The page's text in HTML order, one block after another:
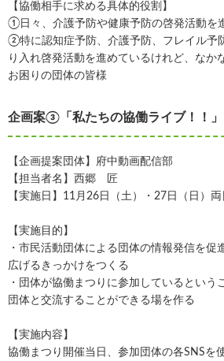
【協働相手に求める具体的役割】
①日々、介護予防や健康予防の啓発活動を
②特に認知症予防、介護予防、フレイル予
り入れ啓発活動を進めているけれど、なか
お困りの団体の皆様
企画案③「私たちの協働ライブ！！」
【企画提案団体】府中動画配信部
【担当者名】西郷 匠
【実施日】11月26日（土）・27日（日）両
【実施目的】
・市民活動団体による団体の情報発信を促
広げるきっかけをつくる
・団体が協働まつりに参加しているという
団体と交流することができる場を作る
【実施内容】
協働まつり開催当日、参加団体の各SNSを